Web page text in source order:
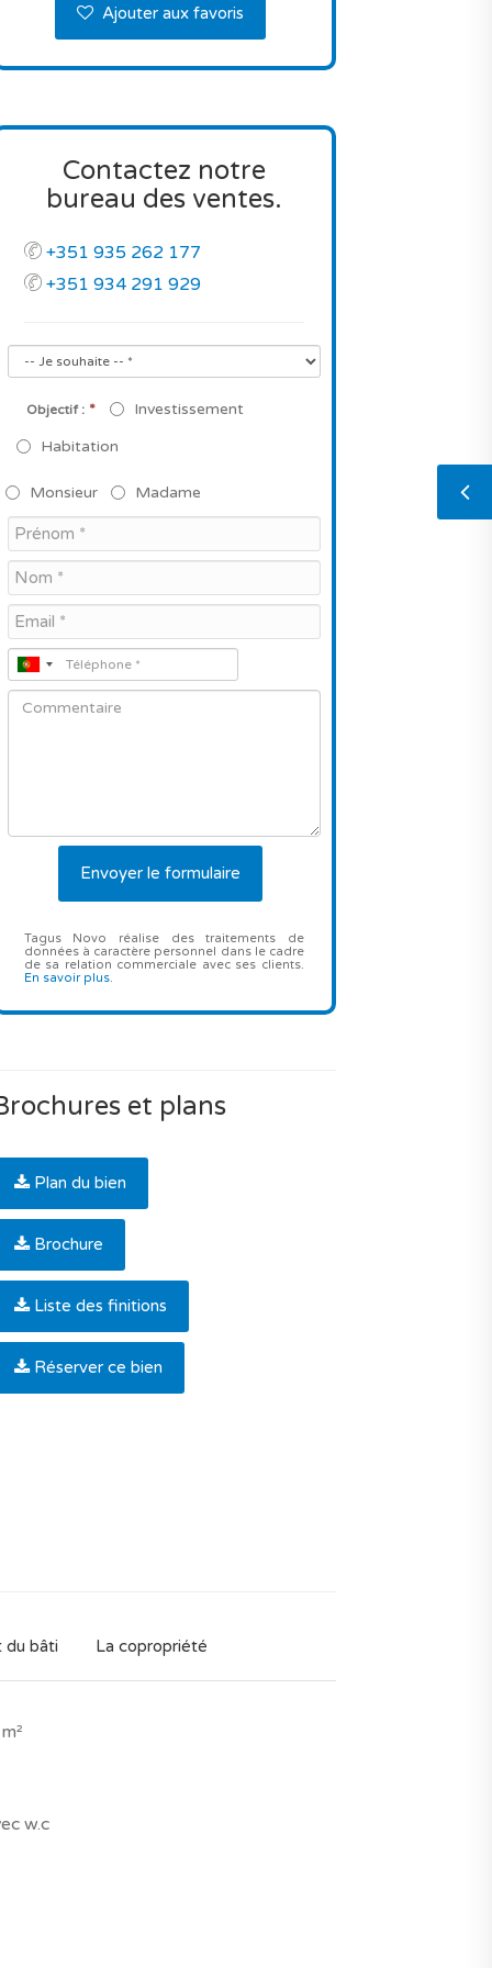
Ajouter aux favoris
Contactez notre
bureau des ventes.
+351 935 262 177
+351 934 291 929
Objectif : *
Investissement
Habitation
Monsieur Madame
Tagus Novo réalise des traitements de
données à caractère personnel dans le cadre
de sa relation commerciale avec ses clients.
En savoir plus.
et plans
Plan du bien
Brochure
Liste des finitions
Réserver ce bien
du bâti La copropriété
w.c